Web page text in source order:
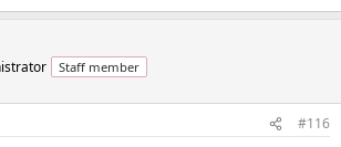
Staff member
#116